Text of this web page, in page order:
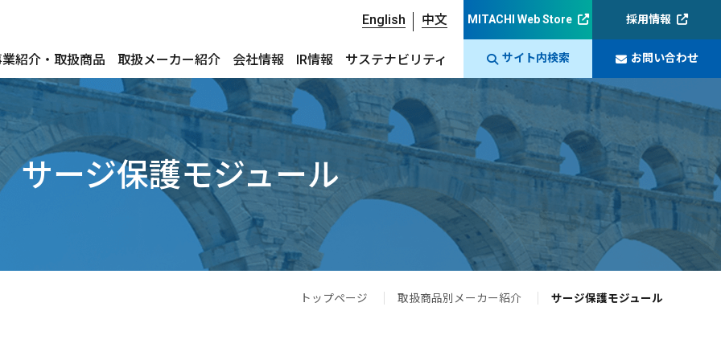
English 中文
紹介・取扱商品 取扱メーカー紹介 会社情報 IR情報 サステナビリティ
MITACHI Web Store 採用情報
サイト内検索 お問い合わせ
サージ保護モジュール
トップページ 取扱商品別メーカー紹介 サージ保護モジュール